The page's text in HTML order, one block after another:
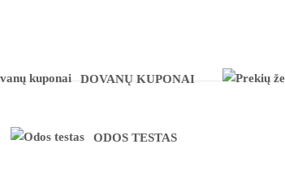
DOVANŲ KUPONAI
ODOS TESTAS